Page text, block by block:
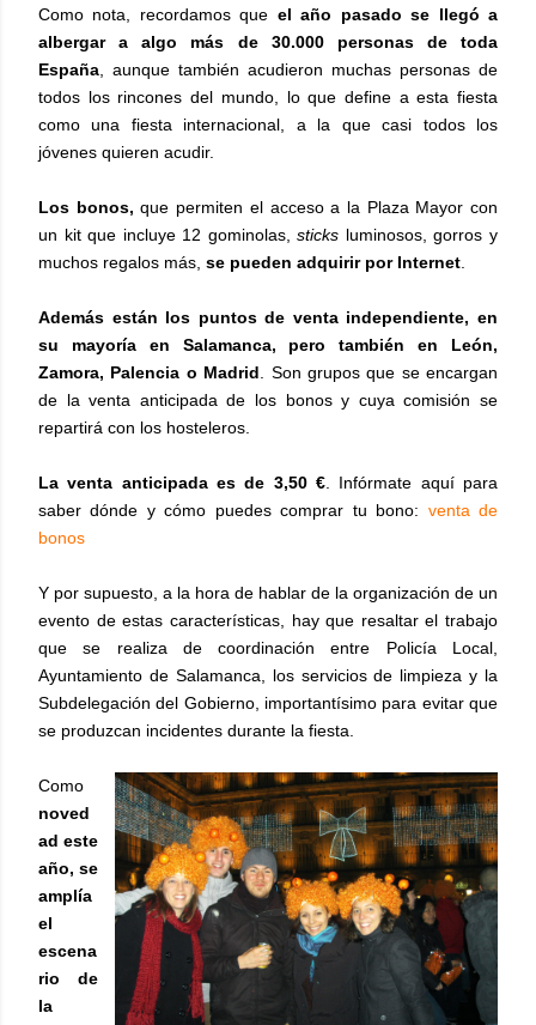
Como nota, recordamos que el año pasado se llegó a
albergar a algo más de 30.000 personas de toda
España , aunque también acudieron muchas personas de
todos los rincones del mundo, lo que define a esta fiesta
como una fiesta internacional, a la que casi todos los
jóvenes quieren acudir.
Los bonos,que permiten el acceso a la Plaza Mayor con
un kit que incluye 12 gominolas,sticks luminosos, gorros y
muchos regalos más, se pueden adquirir por Internet
Además están los puntos de venta independiente, en
su mayoría en Salamanca, pero también en León,
Zamora, Palencia o Madrid . Son grupos que se encargan
de la venta anticipada de los bonos y cuya comisión se
repartirá con los hosteleros.
La venta anticipada es de 3,50 € . Infórmate aquí para
saber dónde y cómo puedes comprar tu bono: venta de
bonos
Y por supuesto, a la hora de hablar de la organización de un
evento de estas características, hay que resaltar el trabajo
que se realiza de coordinación entre Policía Local,
Ayuntamiento de Salamanca, los servicios de limpieza y la
Subdelegación del Gobierno, importantísimo para evitar que
se produzcan incidentes durante la fiesta.
Como
noved
ad este
año, se
amplía
el
escena
rio de
la